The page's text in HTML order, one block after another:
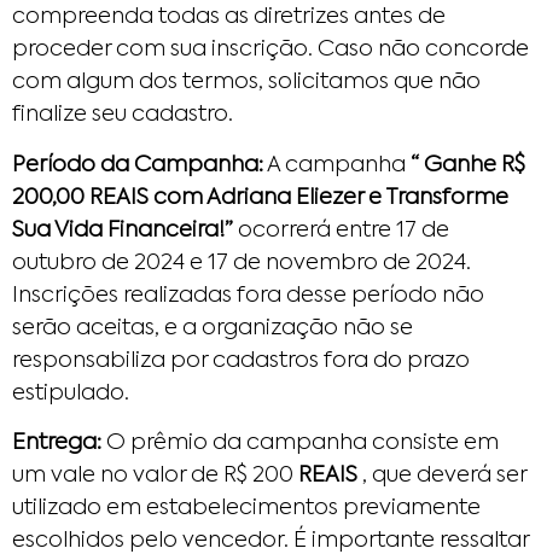
compreenda todas as diretrizes antes de
proceder com sua inscrição. Caso não concorde
com algum dos termos, solicitamos que não
finalize seu cadastro.
Período da Campanha:A campanha “ Ganhe R$
200,00 REAIS com Adriana Eliezer e Transforme
Sua Vida Financeira!” ocorrerá entre 17 de
outubro de 2024 e 17 de novembro de 2024.
Inscrições realizadas fora desse período não
serão aceitas, e a organização não se
responsabiliza por cadastros fora do prazo
estipulado.
Entrega: O prêmio da campanha consiste em
um vale no valor de R$ 200 REAIS , que deverá ser
utilizado em estabelecimentos previamente
escolhidos pelo vencedor. É importante ressaltar